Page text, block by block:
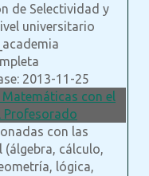
de Selectividad y
universitario
2013-11-25
Matemáticas con el
Profesorado
con las
(álgebra, cálculo,
lógica,